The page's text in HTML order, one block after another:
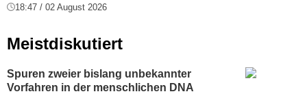
18:47 / 02 August 2026
Meistdiskutiert
Spuren zweier bislang unbekannter
Vorfahren in der menschlichen DNA